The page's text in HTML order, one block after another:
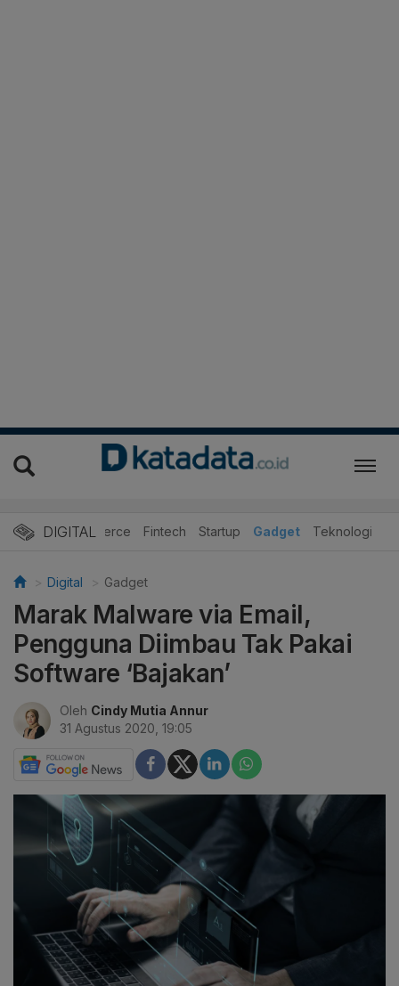
DIGITAL
E-Commerce Fintech Startup Gadget Teknologi
Digital Gadget
Marak Malware via Email,
Pengguna Diimbau Tak Pakai
Software ‘Bajakan’
Oleh Cindy Mutia Annur
31 Agustus 2020, 19:05